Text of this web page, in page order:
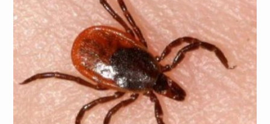
Громадянам
Медпрацівникам
Статистика
Документи